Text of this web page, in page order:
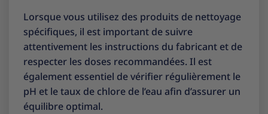
Lorsque vous utilisez des produits de nettoyage
spécifiques, il est important de suivre
attentivement les instructions du fabricant et de
respecter les doses recommandées. Il est
également essentiel de vérifier régulièrement le
pH et le taux de chlore de l’eau afin d’assurer un
équilibre optimal.